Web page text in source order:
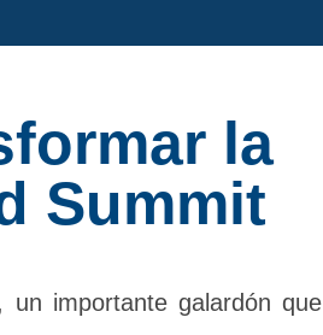
la
Summit
un importante galardón que